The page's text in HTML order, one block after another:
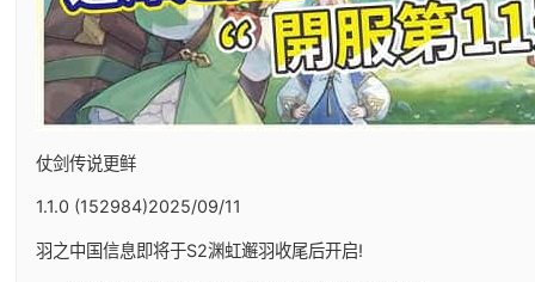
仗剑传说更鲜
1.1.0 (152984)2025/09/11
羽之中国信息即将于S2渊虹邂羽收尾后开启!